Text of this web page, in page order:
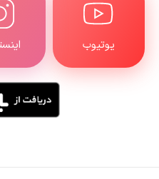
یوتیوب